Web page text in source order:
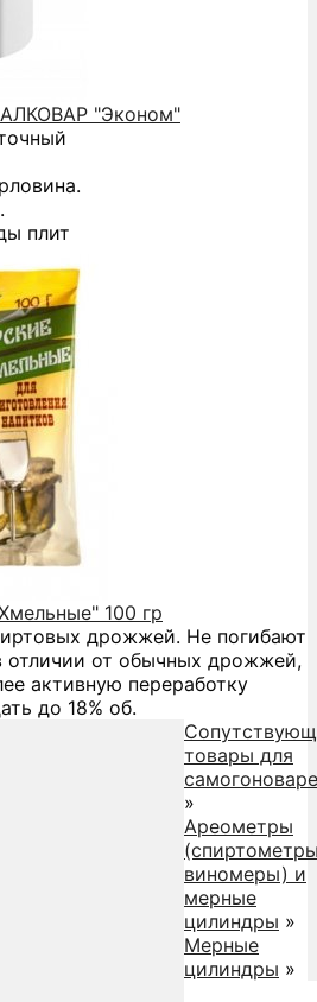
"Эконом"
плит
100 гр
дрожжей. Не погибают
отличии от обычных дрожжей,
активную переработку
до 18% об.
товары для
»
Ареометры
виномеры) и
мерные
цилиндры »
Мерные
цилиндры »